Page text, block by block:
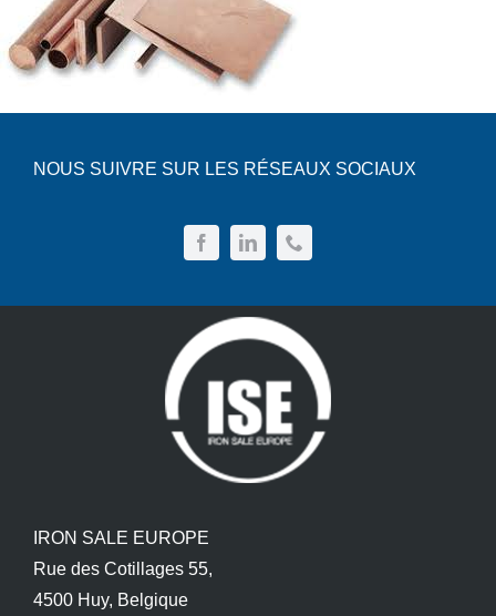
Nederlands
NOUS SUIVRE SUR LES RÉSEAUX SOCIAUX
IRON SALE EUROPE
Rue des Cotillages 55,
4500 Huy, Belgique